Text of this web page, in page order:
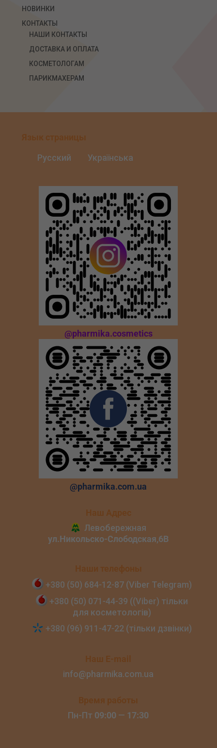
НОВИНКИ
КОНТАКТЫ
НАШИ КОНТАКТЫ
ДОСТАВКА И ОПЛАТА
КОСМЕТОЛОГАМ
ПАРИКМАХЕРАМ
Язык страницы
Русский Українська
@pharmika.cosmetics
@pharmika.com.ua
Наш Адрес
Наши телефоны
+380 (50) 684‑12‑87 (Viber Telegram)
+380 (50) 071‑44‑39 ((Viber) тільки
для косметологів)
+380 (96) 911‑47‑22 (тільки дзвінки)
Наш E-mail
info@pharmika.com.ua
Время работы
Пн-Пт 09:00 — 17:30